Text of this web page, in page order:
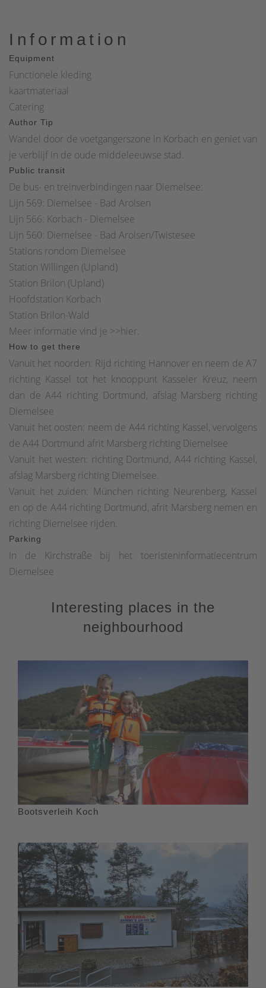
Information
Equipment
Functionele kleding
kaartmateriaal
Catering
Author Tip
Wandel door de voetgangerszone in Korbach en geniet van
je verblijf in de oude middeleeuwse stad.
Public transit
De bus- en treinverbindingen naar Diemelsee:
Lijn 569: Diemelsee - Bad Arolsen
Lijn 566: Korbach - Diemelsee
Lijn 560: Diemelsee - Bad Arolsen/Twistesee
Stations rondom Diemelsee
Station Willingen (Upland)
Station Brilon (Upland)
Hoofdstation Korbach
Station Brilon-Wald
Meer informatie vind je >>hier.
How to get there
Vanuit het noorden: Rijd richting Hannover en neem de A7
richting Kassel tot het knooppunt Kasseler Kreuz, neem
dan de A44 richting Dortmund, afslag Marsberg richting
Diemelsee
Vanuit het oosten: neem de A44 richting Kassel, vervolgens
de A44 Dortmund afrit Marsberg richting Diemelsee
Vanuit het westen: richting Dortmund, A44 richting Kassel,
afslag Marsberg richting Diemelsee.
Vanuit het zuiden: München richting Neurenberg, Kassel
en op de A44 richting Dortmund, afrit Marsberg nemen en
richting Diemelsee rijden.
Parking
In de Kirchstraße bij het toeristeninformatiecentrum
Diemelsee
Interesting places in the
neighbourhood
Bootsverleih Koch